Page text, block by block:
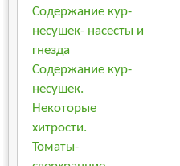
Содержание кур-
несушек- насесты и
гнезда
Содержание кур-
несушек.
Некоторые
хитрости.
Томаты-